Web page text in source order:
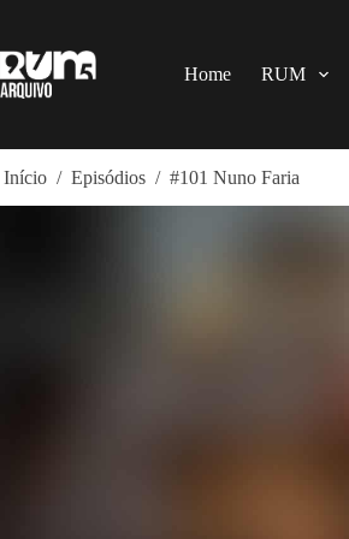
o
conteúdo
Home RUM
Início / Episódios / #101 Nuno Faria